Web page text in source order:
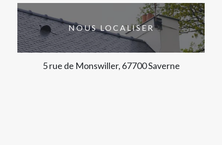
NOUS LOCALISER
5 rue de Monswiller, 67700 Saverne